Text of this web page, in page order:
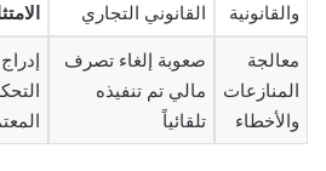
والقانونية
القانوني التجاري
معالجة
المنازعات
والأخطاء
صعوبة إلغاء تصرف
مالي تم تنفيذه
تلقائياً